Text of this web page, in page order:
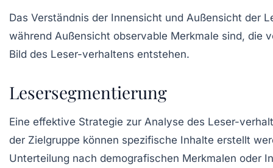
Das Verständnis der Innensicht und Außensicht der
während Außensicht observable Merkmale sind, die
Bild des Leser-verhaltens entstehen.
Lesersegmentierung
Eine effektive Strategie zur Analyse des Leser-
der Zielgruppe können spezifische Inhalte erstellt
Unterteilung nach demografischen Merkmalen oder